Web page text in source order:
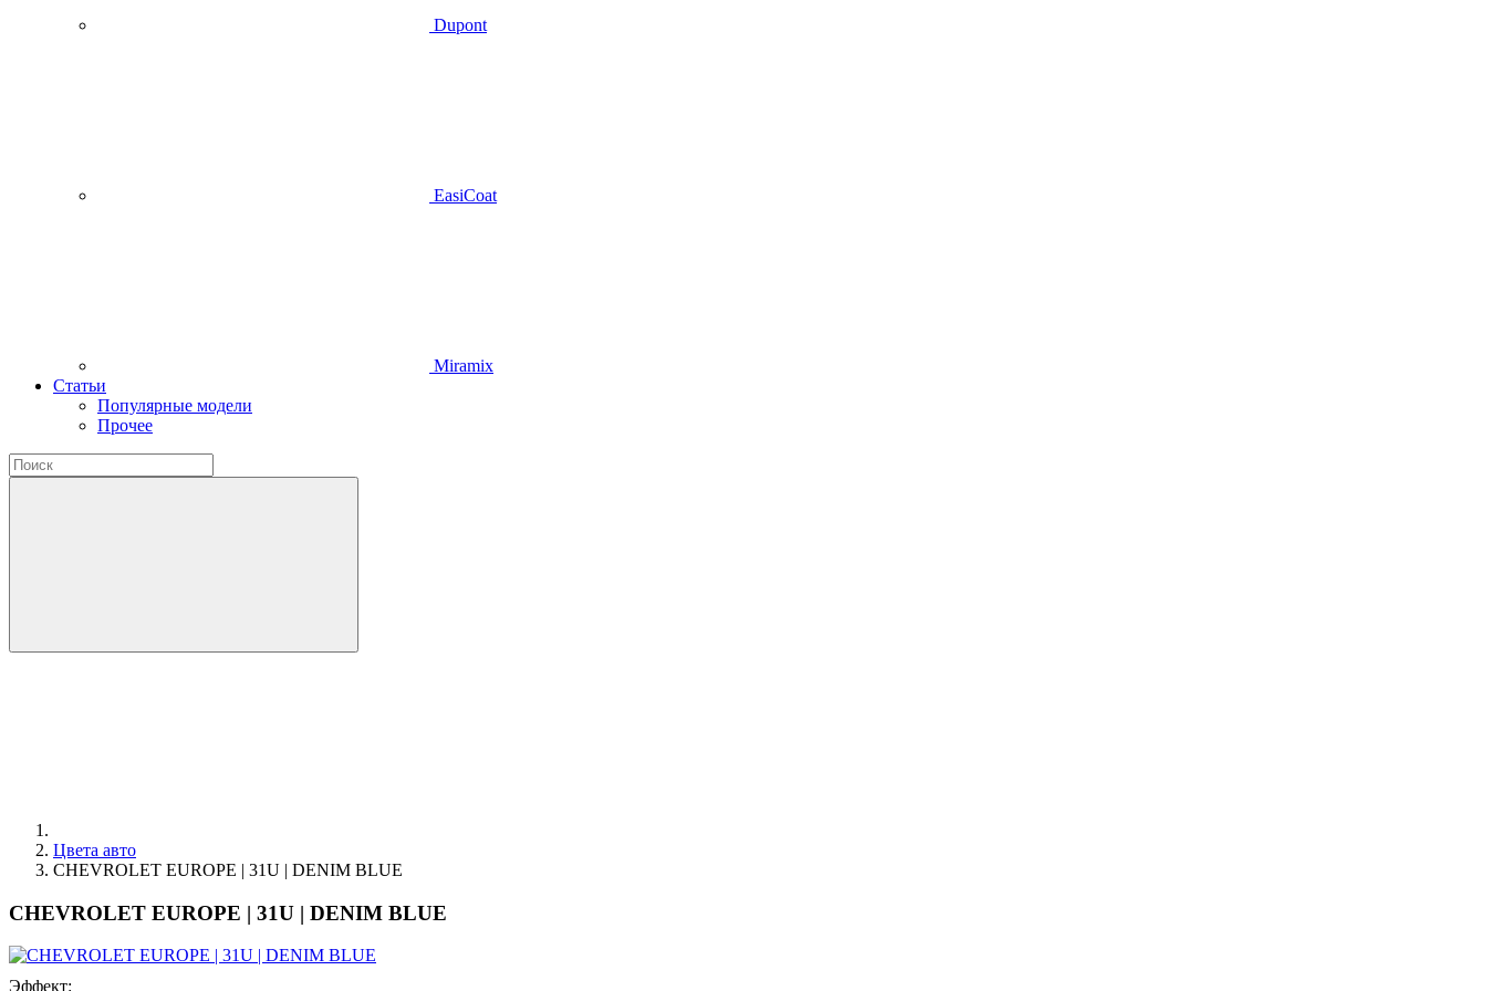
Dupont
EasiCoat
Miramix
Статьи
Популярные модели
Прочее
Цвета авто
CHEVROLET EUROPE | 31U | DENIM BLUE
CHEVROLET EUROPE | 31U | DENIM BLUE
Эффект: